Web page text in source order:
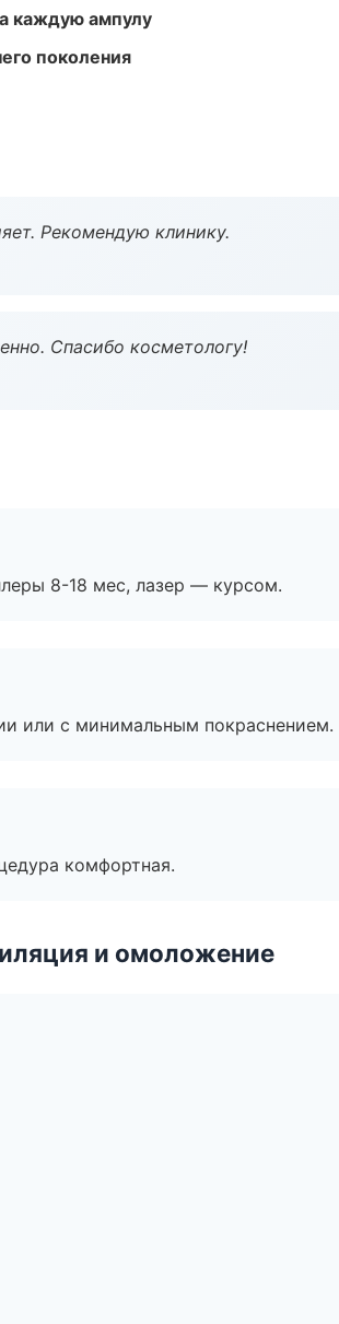
каждую ампулу
поколения
Рекомендую клинику.
Спасибо косметологу!
8-18 мес, лазер — курсом.
или с минимальным покраснением.
комфортная.
и омоложение